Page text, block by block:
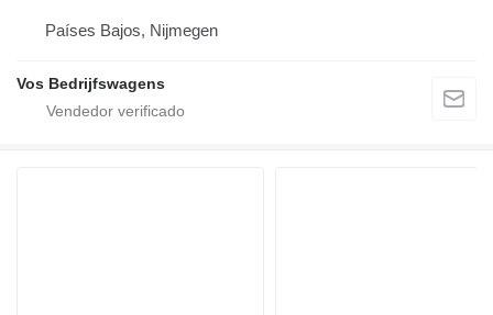
Países Bajos, Nijmegen
Vos Bedrijfswagens